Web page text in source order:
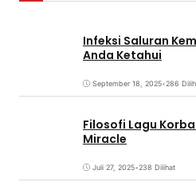
Infeksi Saluran
Anda Ketahui
September 18, 2025•286
Filosofi Lagu
Miracle
Juli 27, 2025•238 Dilihat